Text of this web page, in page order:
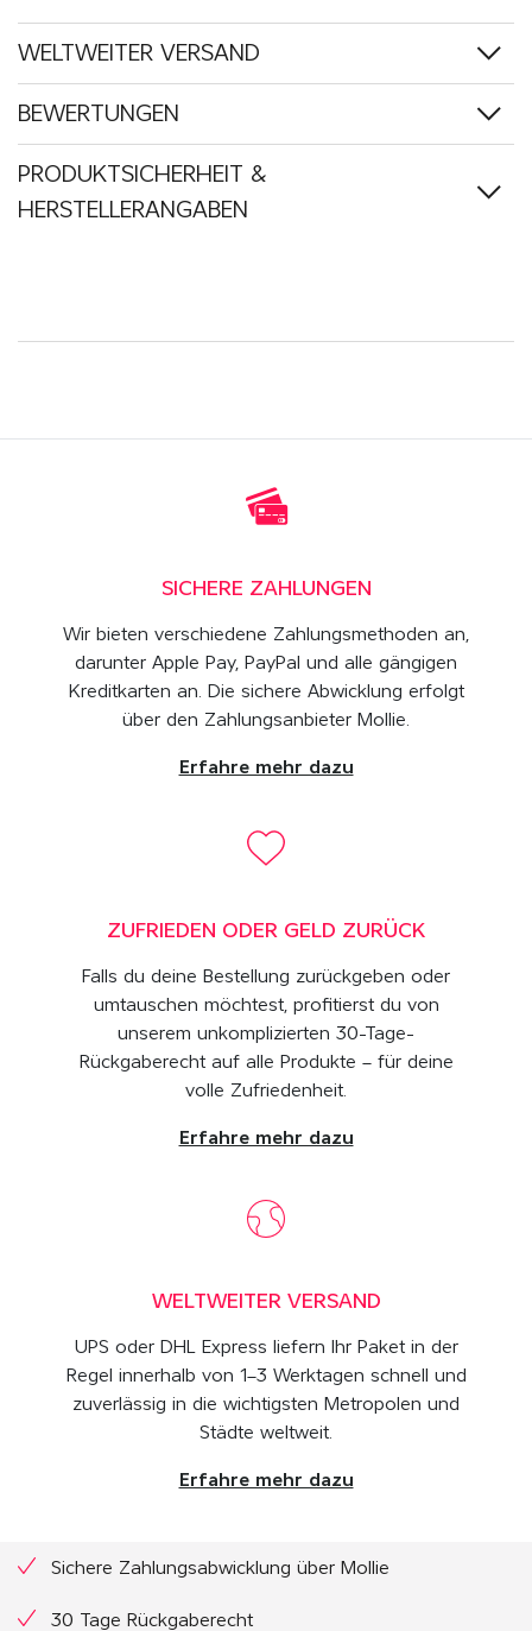
WELTWEITER VERSAND
BEWERTUNGEN
PRODUKTSICHERHEIT &
HERSTELLERANGABEN
SICHERE ZAHLUNGEN
Wir bieten verschiedene Zahlungsmethoden an,
darunter Apple Pay, PayPal und alle gängigen
Kreditkarten an. Die sichere Abwicklung erfolgt
über den Zahlungsanbieter Mollie.
Erfahre mehr dazu
ZUFRIEDEN ODER GELD ZURÜCK
Falls du deine Bestellung zurückgeben oder
umtauschen möchtest, profitierst du von
unserem unkomplizierten 30-Tage-
Rückgaberecht auf alle Produkte – für deine
volle Zufriedenheit.
Erfahre mehr dazu
WELTWEITER VERSAND
UPS oder DHL Express liefern Ihr Paket in der
Regel innerhalb von 1–3 Werktagen schnell und
zuverlässig in die wichtigsten Metropolen und
Städte weltweit.
Erfahre mehr dazu
Sichere Zahlungsabwicklung über Mollie
30 Tage Rückgaberecht